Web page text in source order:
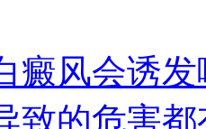
癜风会诱
致的危害